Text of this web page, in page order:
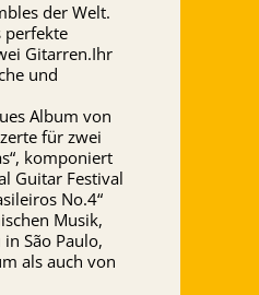
der Welt.
perfekte
Gitarren.Ihr
und
Album von
für zwei
komponiert
Guitar Festival
No.4“
Musik,
São Paulo,
als auch von